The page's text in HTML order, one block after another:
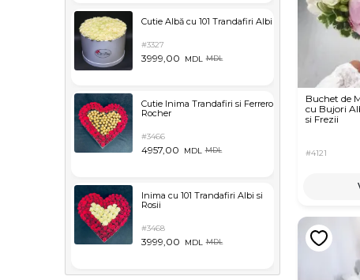
Cutie Albă cu 101 Trandafiri Albi
#3327
3999,00 MDL MDL
Cutie Inima Trandafiri si Ferrero
Rocher
#3466
4957,00 MDL MDL
Inima cu 101 Trandafiri Albi si
Rosii
#3468
3999,00 MDL MDL
Buchet de
cu Bujori
si Frezii
#4121